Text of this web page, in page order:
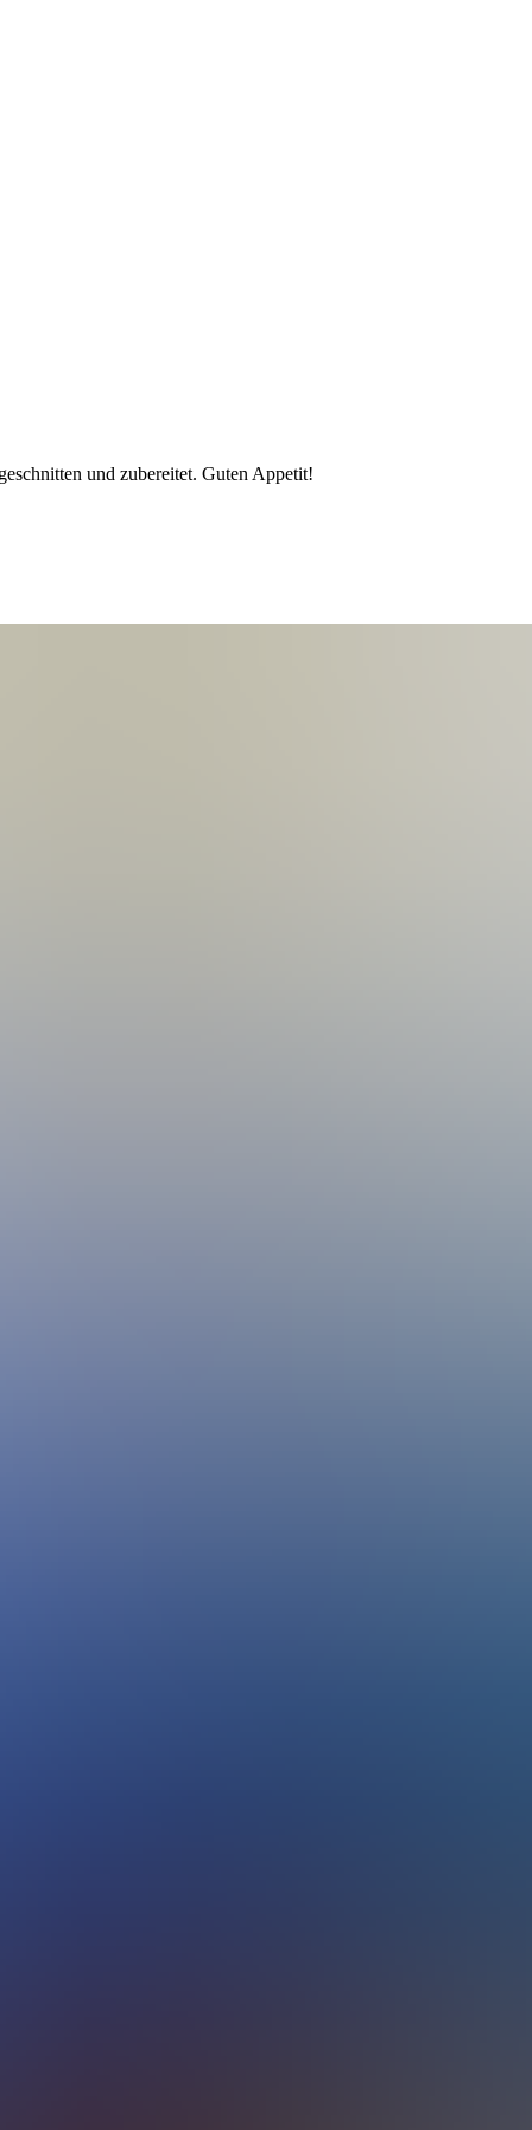
und zubereitet. Guten Appetit!